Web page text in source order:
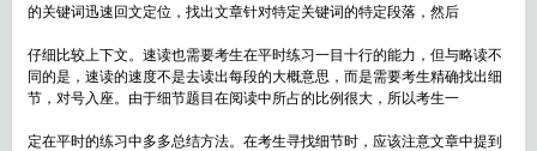
的关键词迅速回文定位，找出文章针对特定关键词的特定段落，然后
仔细比较上下文。速读也需要考生在平时练习一目十行的能力，但与略读不
同的是，速读的速度不是去读出每段的大概意思，而是需要考生精确找出细
节，对号入座。由于细节题目在阅读中所占的比例很大，所以考生一
定在平时的练习中多多总结方法。在考生寻找细节时，应该注意文章中提到